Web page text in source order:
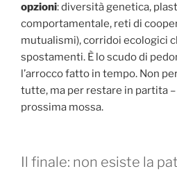
opzioni: diversità genetica,
comportamentale, reti di
mutualismi), corridoi ecologici
spostamenti. È lo scudo di
l’arrocco fatto in tempo. Non
tutte, ma per restare in partita
prossima mossa.
Il finale: non esiste la